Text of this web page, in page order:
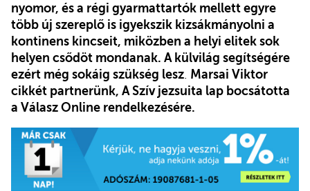
nyomor, és a régi gyarmattartók mellett egyre
több új szereplő is igyekszik kizsákmányolni a
kontinens kincseit, miközben a helyi elitek sok
helyen csődöt mondanak. A külvilág segítségére
ezért még sokáig szükség lesz Marsai Viktor
cikkét partnerünk, A Szív jezsuita lap bocsátotta
a Válasz Online rendelkezésére.